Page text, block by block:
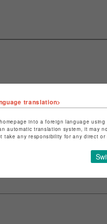
ショップ名
特定商取引法など法
ショップお問い合わ
translation>
into a foreign language
automatic translation system, it may
take any responsibility for any direct